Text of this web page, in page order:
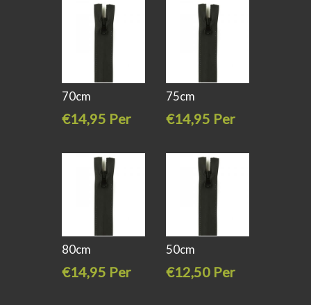
70cm
spiraal
€14,95 Per
75cm
spiraal
€14,95 Per
80cm
spiraal
€14,95 Per
50cm
spiraal
€12,50 Per